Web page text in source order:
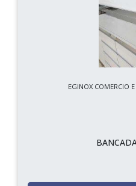
EGINOX COMERCIO